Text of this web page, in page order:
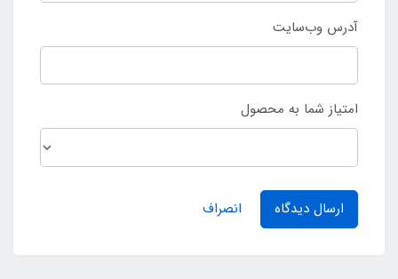
آدرس وب‌سایت
امتیاز شما به محصول
ارسال دیدگاه انصراف